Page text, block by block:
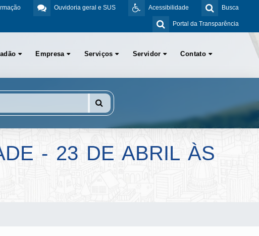
Busca
Acessibilidade
Ouvidoria geral e SUS
Portal da Transparência
Empresa Serviços Servidor Contato
- 23 DE ABRIL ÀS